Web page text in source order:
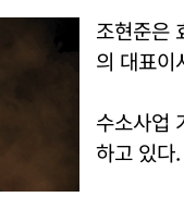
조현준은
의 대표이
수소사업
하고 있다.